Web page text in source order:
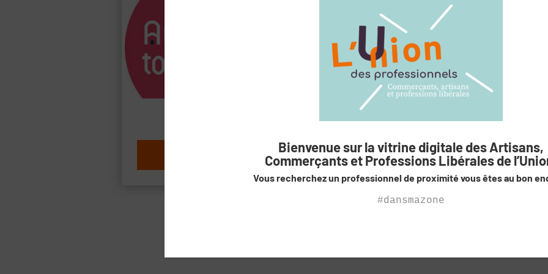
Gérer le consentement aux cookies
Nous utilisons des cookies pour optimiser notre site web et notre service.
Accepter les cookies Refuser Voir les préférences
Politique de cookies Politique de confidentialité
Bienvenue sur la vitrine digitale des Artisans,
Commerçants et Professions Libérales de
Vous recherchez un professionnel de proximité vous êtes au bon
#dansmazone